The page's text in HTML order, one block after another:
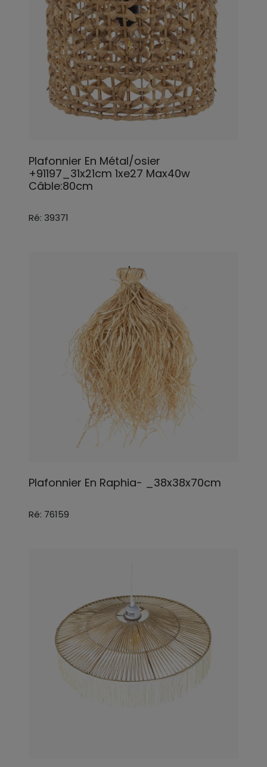
Plafonnier En Métal/osier
+91197_31x21cm 1xe27 Max40w
Câble:80cm
Ré: 39371
Plafonnier En Raphia- _38x38x70cm
Ré: 76159